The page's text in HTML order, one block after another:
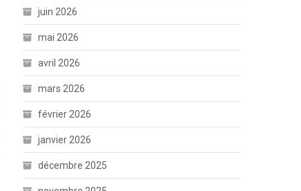
juin 2026
mai 2026
avril 2026
mars 2026
février 2026
janvier 2026
décembre 2025